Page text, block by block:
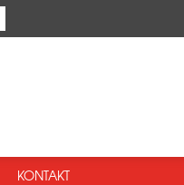
KONTAKT